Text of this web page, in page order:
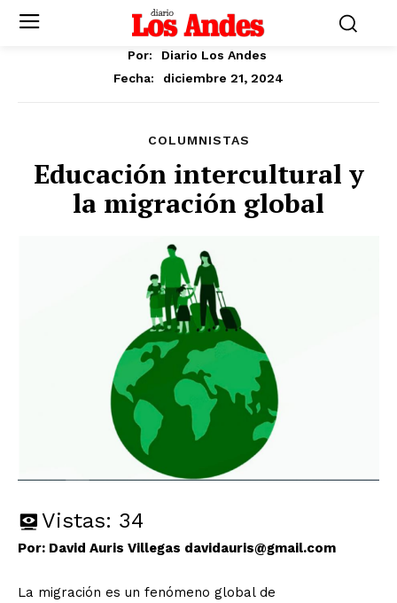
Por:
Diario Los Andes
Fecha:
diciembre 21, 2024
COLUMNISTAS
Educación intercultural y
la migración global
Vistas: 34
Por: David Auris Villegas davidauris@gmail.com
La migración es un fenómeno global de